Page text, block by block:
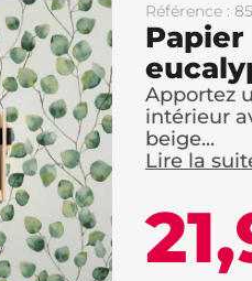
Référence :
Apportez
intérieur
beige...
Lire la